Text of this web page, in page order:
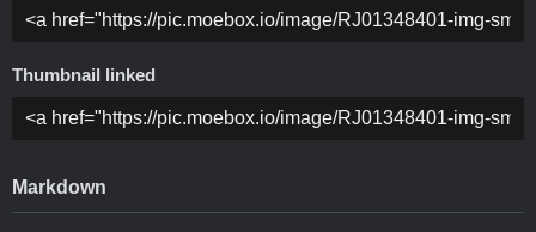
Thumbnail linked
Markdown